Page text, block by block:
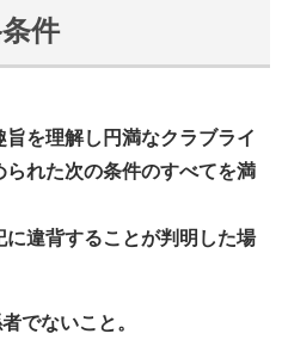
件
を理解し円満なクラブライ
れた次の条件のすべてを満
違背することが判明した場
でないこと。